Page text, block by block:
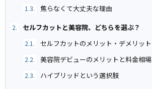
1.3. 焦らなくて大丈夫な理由
2. セルフカットと美容院、どちらを選ぶ？
2.1. セルフカットのメリット・デメリット
2.2. 美容院デビューのメリットと料金相場
2.3. ハイブリッドという選択肢